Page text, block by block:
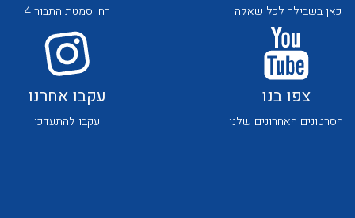
כאן בשבילך לכל שאלה רח' סמטת התבור 4
צפו בנו
הסרטונים האחרונים שלנו
עקבו אחרנו
עקבו להתעדכן